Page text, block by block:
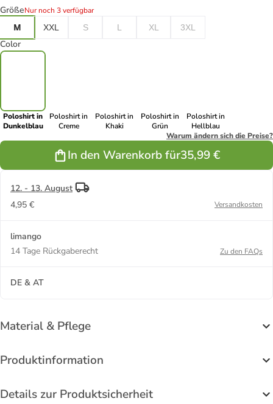
GrößeNur noch 3 verfügbar
M
XXL S L XL 3XL
Color
Poloshirt in
Dunkelblau
Poloshirt in
Creme
Poloshirt in
Khaki
Poloshirt in
Grün
Poloshirt in
Hellblau
Warum ändern sich die Preise?
In den Warenkorb für35,99 €
12. - 13. August
4,95 €
Versandkosten
limango
14 Tage Rückgaberecht
Zu den FAQs
DE & AT
Material & Pflege
Produktinformation
Details zur Produktsicherheit